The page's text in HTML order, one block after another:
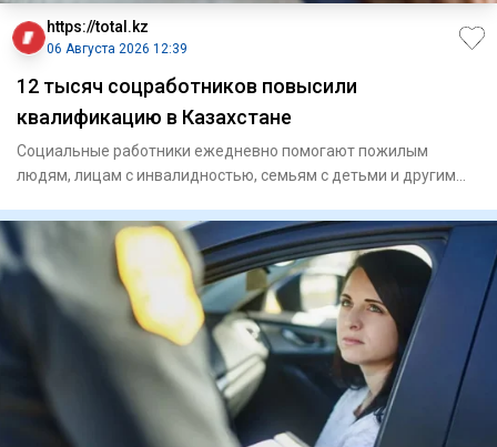
https://total.kz
06 Августа 2026 12:39
12 тысяч соцработников повысили
квалификацию в Казахстане
Социальные работники ежедневно помогают пожилым
людям, лицам с инвалидностью, семьям с детьми и другим